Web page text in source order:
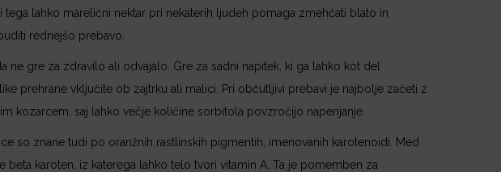
tega lahko marelični nektar pri nekaterih ljudeh pomaga zmehčati blato in
rednejšo prebavo.
ne gre za zdravilo ali odvajalo. Gre za sadni napitek, ki ga lahko kot del
prehrane vključite ob zajtrku ali malici. Pri občutljivi prebavi je najbolje začeti z
kozarcem, saj lahko večje količine sorbitola povzročijo napenjanje.
so znane tudi po oranžnih rastlinskih pigmentih, imenovanih karotenoidi. Med
beta karoten, iz katerega lahko telo tvori vitamin A. Ta je pomemben za